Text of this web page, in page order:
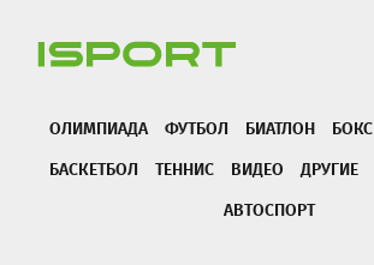
ОЛИМПИАДА ФУТБОЛ БИАТЛОН БОКС
БАСКЕТБОЛ
ТЕННИС ВИДЕО ДРУГИЕ
АВТОСПОРТ